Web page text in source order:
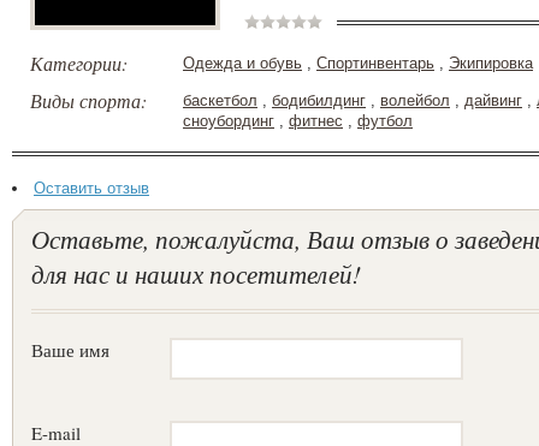
Категории: Одежда и обувь , Спортинвентарь , Экипировка
Виды спорта: баскетбол , бодибилдинг , волейбол , дайвинг ,
сноубординг , фитнес , футбол
Оставить отзыв
Оставьте, пожалуйста, Ваш отзыв о
для нас и наших посетителей!
Ваше имя
E-mail